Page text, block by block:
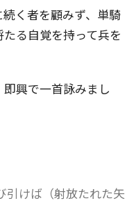
く者を顧みず、単騎
る自覚を持って兵を
興で一首詠みまし
引けば（射放たれた矢